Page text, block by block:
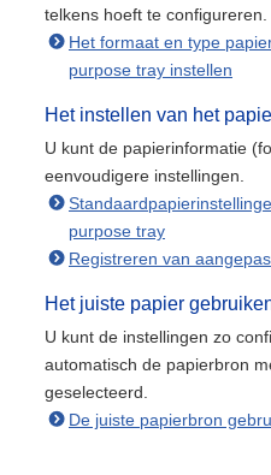
telkens hoeft te configureren.
Het formaat en type
purpose tray instellen
Het instellen van het
U kunt de papierinformatie
eenvoudigere instellingen.
purpose tray
Registreren van
Het juiste papier
U kunt de instellingen zo
automatisch de papierbron
geselecteerd.
De juiste papierbron